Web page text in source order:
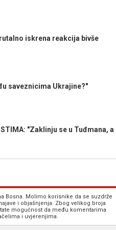
iskrena reakcija bivše
saveznicima Ukrajine?"
"Zaklinju se u Tuđmana, a
Bosna. Molimo korisnike da se suzdrže
i objašnjenja. Zbog velikog broja
mogućnost da među komentarima
i uvjerenjima.